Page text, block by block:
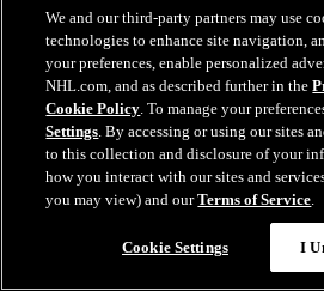
MTL@CAR: Caufield marque
We and our third-party partners may use
technologies to enhance site navigation,
your preferences, enable personalized
NHL.com, and as described further in the
Cookie Policy. To manage your
Settings. By accessing or using our sites
to this collection and disclosure of your
how you interact with our sites and
you may view) and ourTerms of Service.
Cookie Settings I